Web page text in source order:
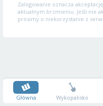
Zalogowanie oznacza akceptację
aktualnym brzmieniu. Jeśli nie
prosimy o niekorzystanie z
Główna Wykopalisko